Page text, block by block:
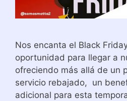
Nos encanta el Black
oportunidad para llegar a
ofreciendo más allá de un
servicio rebajado, un
adicional para esta